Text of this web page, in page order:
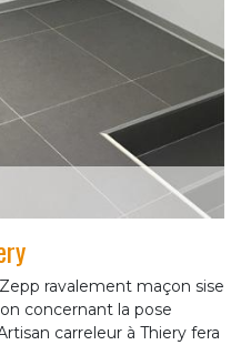
ravalement maçon sise
concernant la pose
carreleur à Thiery fera